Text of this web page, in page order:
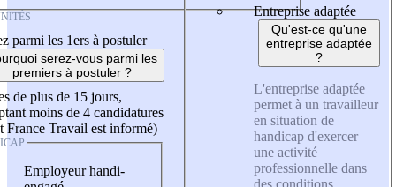
parmi les 1ers à postuler
serez-vous parmi les
premiers à postuler ?
de plus de 15 jours,
moins de 4 candidatures
France Travail est informé)
Employeur handi-
Entreprise adaptée
Qu'est-ce qu'une
entreprise adaptée
?
L'entreprise adaptée
permet à un travailleur
en situation de
handicap d'exercer
une activité
professionnelle dans
des conditions